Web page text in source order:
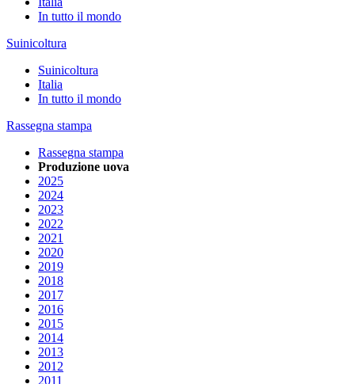
In tutto il mondo
Suinicoltura
Suinicoltura
Italia
In tutto il mondo
Rassegna stampa
Rassegna stampa
Produzione uova
2025
2024
2023
2022
2021
2020
2019
2018
2017
2016
2015
2014
2013
2012
2011